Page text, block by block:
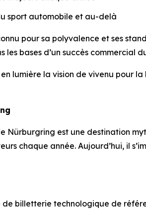
sport automobile et au-delà
pour sa polyvalence et ses
les bases d’un succès commercial
lumière la vision de vivenu pour
le Nürburgring est une destination
chaque année. Aujourd’hui, il
billetterie technologique de